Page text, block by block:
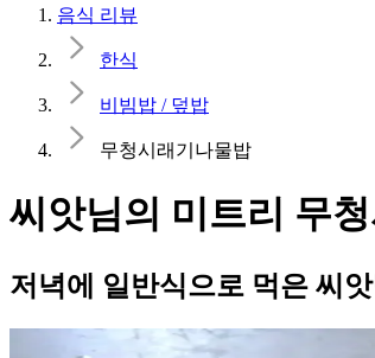
음식 리뷰
한식
비빔밥 / 덮밥
무청시래기나물밥
씨앗님의 미트리 무
저녁에 일반식으로 먹은 씨